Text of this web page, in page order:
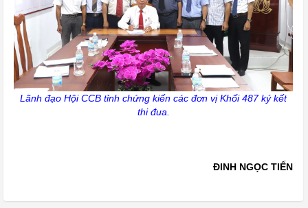
Lãnh đạo Hội CCB tỉnh chứng kiến các đơn vị Khối 487 ký kết
thi đua.
ĐINH NGỌC TIẾN
MỘT SỐ NỘI DUNG CHÍNH TRONG XÉT, TRAO TẶNG KỶ